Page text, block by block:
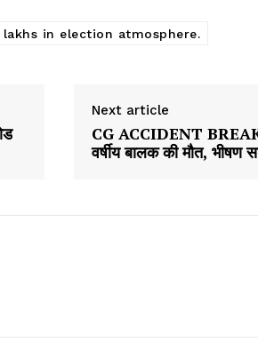
lakhs in election atmosphere.
Next article
CG ACCIDENT
वर्षीय बालक की मौत,